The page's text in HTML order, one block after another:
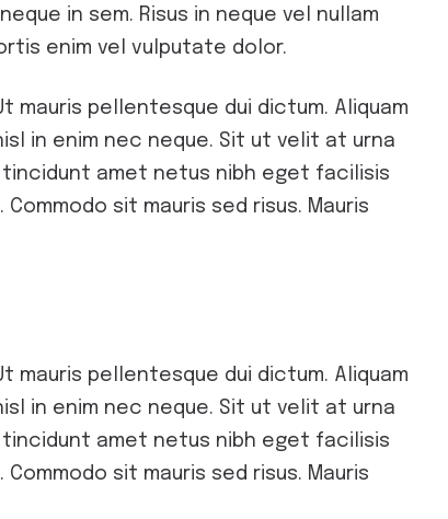
in sem. Risus in neque vel nullam
enim vel vulputate dolor.
mauris pellentesque dui dictum. Aliquam
in enim nec neque. Sit ut velit at urna
tincidunt amet netus nibh eget facilisis
sit mauris sed risus. Mauris
mauris pellentesque dui dictum. Aliquam
in enim nec neque. Sit ut velit at urna
tincidunt amet netus nibh eget facilisis
sit mauris sed risus. Mauris